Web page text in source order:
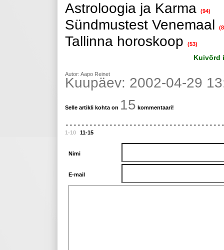
Astroloogia ja Karma (94)
Sündmustest Venemaal
Tallinna horoskoop (53)
Kuivõrd
Autor: Aapo Reinet
Kuupäev: 2002-04-29
Selle artikli kohta on 15 kommentaari!
1-10 11-15
Nimi
E-mail